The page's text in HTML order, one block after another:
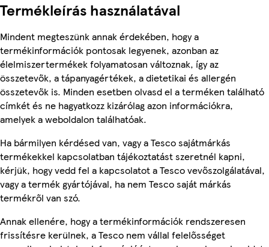
Termékleírás használatával
Mindent megteszünk annak érdekében, hogy a
termékinformációk pontosak legyenek, azonban az
élelmiszertermékek folyamatosan változnak, így az
összetevők, a tápanyagértékek, a dietetikai és allergén
összetevők is. Minden esetben olvasd el a terméken található
címkét és ne hagyatkozz kizárólag azon információkra,
amelyek a weboldalon találhatóak.
Ha bármilyen kérdésed van, vagy a Tesco sajátmárkás
termékekkel kapcsolatban tájékoztatást szeretnél kapni,
kérjük, hogy vedd fel a kapcsolatot a Tesco vevőszolgálatával,
vagy a termék gyártójával, ha nem Tesco saját márkás
termékről van szó.
Annak ellenére, hogy a termékinformációk rendszeresen
frissítésre kerülnek, a Tesco nem vállal felelősséget